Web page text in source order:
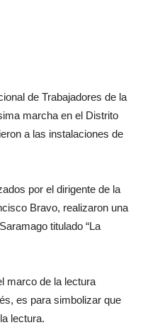
de Trabajadores de la
marcha en el Distrito
a las instalaciones de
por el dirigente de la
Bravo, realizaron una
titulado “La
marco de la lectura
es para simbolizar que
lectura.